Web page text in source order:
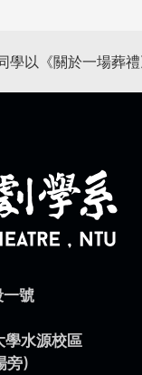
學以《關於一場葬
一號
學水源校區
旁)